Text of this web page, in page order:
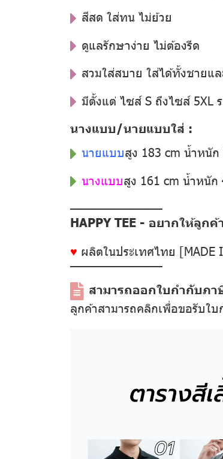
สีสด ใส่ทน ไม่ย้วย
ดูแลรักษาง่าย ไม่ต้องรีด
สวมใส่สบาย ใส่ได้ทั้งชายแ
มีตั้งแต่ ไซส์ S ถึงไซส์ 5XL
นางแบบ/นายแบบใส่ :
นายแบบสูง 183 cm น้ำหนั
นางแบบสูง 161 cm น้ำหนัก
––––––––––––––
HAPPY TEE - อยากให้ลูก
♥ ผลิตในประเทศไทย [MADE
––––––––––––––
สามารถออกใบกำกับภา
ลูกค้าสามารถคลิกเพื่อขอรับใ